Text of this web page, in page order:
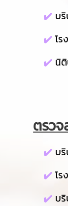
✔️ บ
✔️ โ
✔️ นิ
ตรว
✔️ บ
✔️ โ
✔️ บ